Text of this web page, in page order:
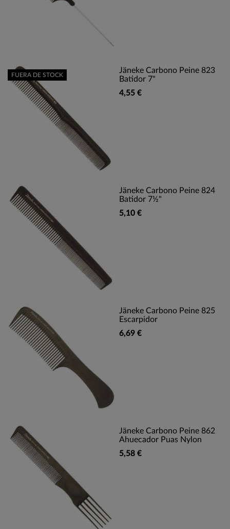
Jäneke Carbono Peine 823
Batidor 7"
4,55 €
FUERA DE STOCK
Jäneke Carbono Peine 824
Batidor 7½"
5,10 €
Jäneke Carbono Peine 825
Escarpidor
6,69 €
Jäneke Carbono Peine 862
Ahuecador Puas Nylon
5,58 €